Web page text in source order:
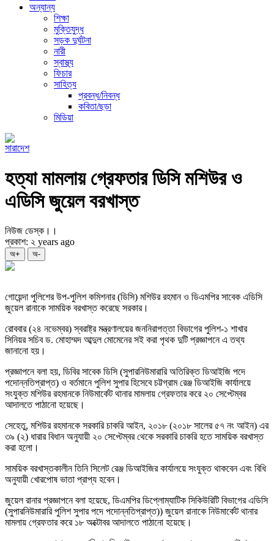
অন্যান্য
শিক্ষা
মুক্তিযুদ্ধ
সড়ক দুর্ঘটনা
নারী
স্বাস্থ্য
ফিচার
সাহিত্য
প্রবন্ধ/নিবন্ধ
কবিতা/ছড়া
মিডিয়া
সারাদেশ
হত্যা মামলায় গ্রেফতার ডিসি মশিউর ও
এডিসি জুয়েল বরখাস্ত
নিউজ ডেস্ক।।
প্রকাশ: ২ years ago
অ+ অ-
গোয়েন্দা পুলিশের উপ-পুলিশ কমিশনার (ডিসি) মশিউর রহমান ও ডিএমপির সাবেক এডিসি
জুয়েল রানাকে সাময়িক বরখাস্ত করেছে সরকার।
রোববার (২৪ নভেম্বর) স্বরাষ্ট্র মন্ত্রণালয়ের জননিরাপত্তা বিভাগের পুলিশ-১ শাখার
সিনিয়র সচিব ড. মোহাম্মদ আব্দুল মোমেনের সই করা পৃথক দুটি প্রজ্ঞাপনে এ তথ্য
জানানো হয়।
প্রজ্ঞাপনে বলা হয়, ডিবির সাবেক ডিসি (সুপারনিউমারারি অতিরিক্ত ডিআইজি পদে
পদোন্নতিপ্রাপ্ত) ও বর্তমানে পুলিশ সুপার হিসেবে চট্টগ্রাম রেঞ্জ ডিআইজি কার্যালয়ে
সংযুক্ত মশিউর রহমানকে নিউমার্কেট থানার মামলায় গ্রেফতার করে ২০ সেপ্টেম্বর
আদালতে পাঠানো হয়েছে।
সেহেতু, মশিউর রহমানকে সরকারি চাকরি আইন, ২০১৮ (২০১৮ সালের ৫৭ নং আইন) এর
৩৯ (২) ধারার বিধান অনুযায়ী ২০ সেপ্টেম্বর থেকে সরকারি চাকরি হতে সাময়িক বরখাস্ত
করা হলো।
সাময়িক বরখাস্তকালীন তিনি সিলেট রেঞ্জ ডিআইজির কার্যালয়ে সংযুক্ত থাকবেন এবং বিধি
অনুযায়ী খোরপোষ ভাতা প্রাপ্য হবেন।
জুয়েল রানার প্রজ্ঞাপনে বলা হয়েছে, ডিএমপির ডিপ্লোম্যাটিক সিকিউরিটি বিভাগের এডিসি
(সুপারনিউমারারি পুলিশ সুপার পদে পদোন্নতিপ্রাপ্ত)) জুয়েল রানাকে নিউমার্কেট থানার
মামলায় গ্রেফতার করে ১৮ অক্টোবর আদালতে পাঠানো হয়েছে।